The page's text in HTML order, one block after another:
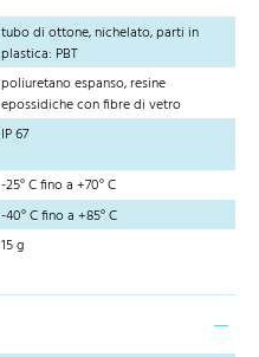
tubo di ottone, nichelato, parti in
plastica: PBT
poliuretano espanso, resine
epossidiche con fibre di vetro
IP 67
-25° C fino a +70° C
-40° C fino a +85° C
15 g